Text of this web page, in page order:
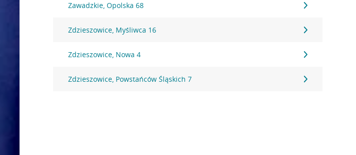
Zawadzkie, Opolska 68
Zdzieszowice, Myśliwca 16
Zdzieszowice, Nowa 4
Zdzieszowice, Powstańców Śląskich 7